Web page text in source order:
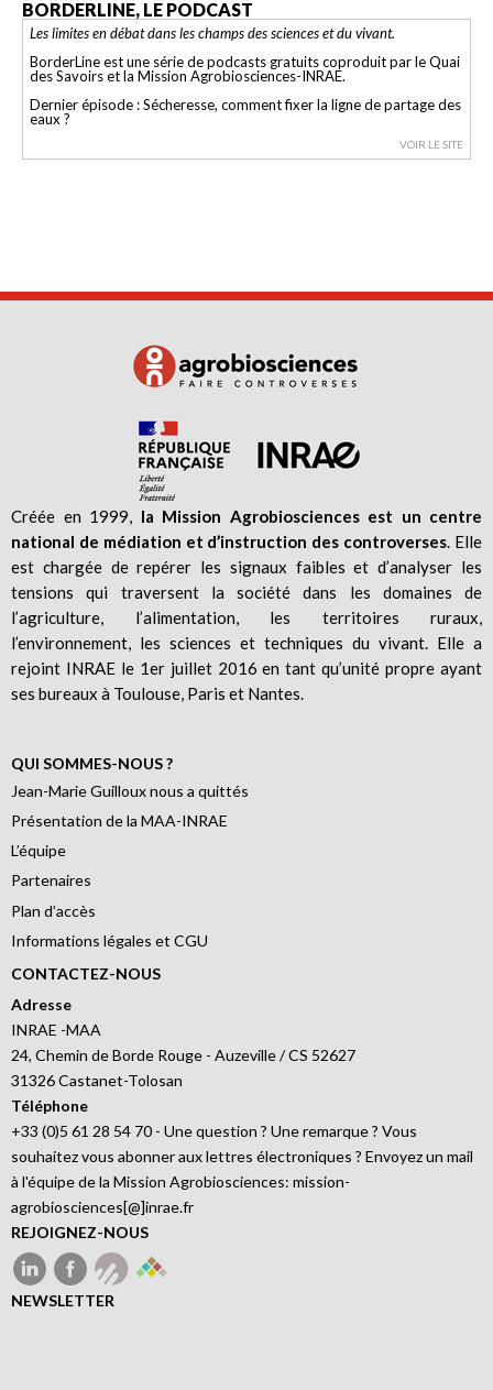
BORDERLINE, LE PODCAST
Les limites en débat dans les champs des sciences et du vivant.
BorderLine est une série de podcasts gratuits coproduit par le Quai
des Savoirs et la Mission Agrobiosciences-INRAE.
Dernier épisode : Sécheresse, comment fixer la ligne de partage des
eaux ?
VOIR LE SITE
Créée en 1999, la Mission Agrobiosciences est un centre
national de médiation et d’instruction des controverses. Elle
est chargée de repérer les signaux faibles et d’analyser les
tensions qui traversent la société dans les domaines de
l’agriculture, l’alimentation, les territoires ruraux,
l’environnement, les sciences et techniques du vivant. Elle a
rejoint INRAE le 1er juillet 2016 en tant qu’unité propre ayant
ses bureaux à Toulouse, Paris et Nantes.
QUI SOMMES-NOUS ?
Jean-Marie Guilloux nous a quittés
Présentation de la MAA-INRAE
L’équipe
Partenaires
Plan d’accès
Informations légales et CGU
CONTACTEZ-NOUS
Adresse
INRAE -MAA
24, Chemin de Borde Rouge - Auzeville / CS 52627
31326 Castanet-Tolosan
Téléphone
+33 (0)5 61 28 54 70 - Une question ? Une remarque ? Vous
souhaitez vous abonner aux lettres électroniques ? Envoyez un mail
à l'équipe de la Mission Agrobiosciences: mission-
agrobiosciences[@]inrae.fr
REJOIGNEZ-NOUS
NEWSLETTER